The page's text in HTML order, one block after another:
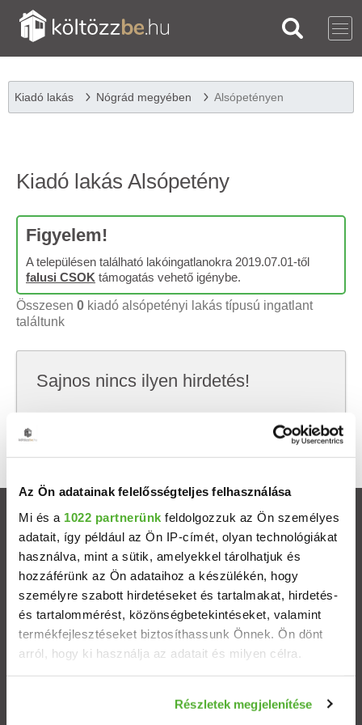
Az Ön adatainak felelősségteljes felhasználása
Mi és a 1022 partnerünk feldolgozzuk az Ön személyes
adatait, így például az Ön IP-címét, olyan technológiákat
használva, mint a sütik, amelyekkel tárolhatjuk és
hozzáférünk az Ön adataihoz a készülékén, hogy
személyre szabott hirdetéseket és tartalmakat, hirdetés-
és tartalommérést, közönségbetekintéseket, valamint
termékfejlesztéseket biztosíthassunk Önnek. Ön dönt
arról, hogy ki használja az adatait és milyen célra.
Információgyűjtés az Ön földrajzi elhelyezkedéséről
Részletek megjelenítése
Kiadó lakás Nógrád megyében Alsópetényen
Kiadó lakás Alsópetény
Figyelem!
A településen található lakóingatlanokra 2019.07.01-től
falusi CSOK támogatás vehető igénybe.
Összesen 0 kiadó alsópetényi lakás típusú ingatlant
találtunk
Sajnos nincs ilyen hirdetés!
keresni, hátha akkor megtalálod, amit keresel.
Ingatlanok
Eladó házak
Eladó lakások
Települések